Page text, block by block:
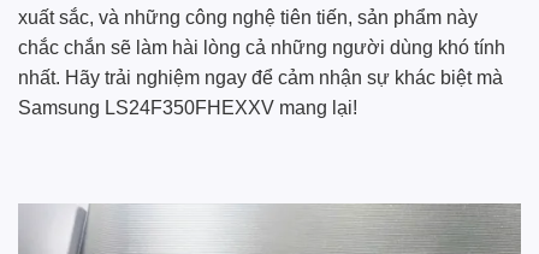
xuất sắc, và những công nghệ tiên tiến, sản phẩm này
chắc chắn sẽ làm hài lòng cả những người dùng khó tính
nhất. Hãy trải nghiệm ngay để cảm nhận sự khác biệt mà
Samsung LS24F350FHEXXV mang lại!